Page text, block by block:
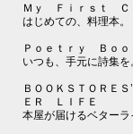
Ｍｙ Ｆｉｒｓｔ Ｃ
はじめての、料理本。
Ｐｏｅｔｒｙ Ｂｏｏ
いつも、手元に詩集を
ＢＯＯＫＳＴＯＲ
ＥＲ ＬＩＦＥ
本屋が届けるベターラ